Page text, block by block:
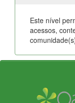
Este nível
acessos,